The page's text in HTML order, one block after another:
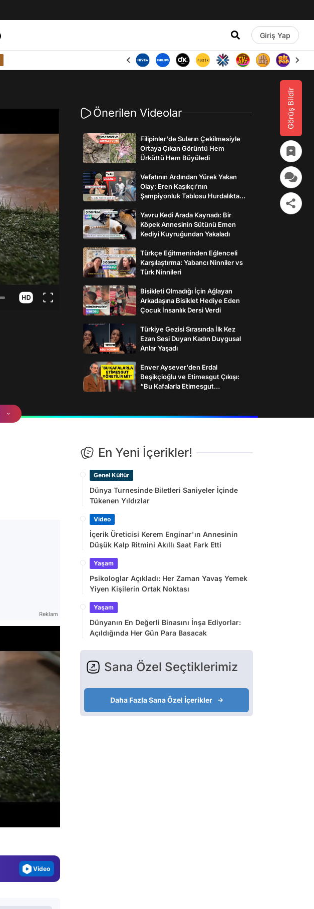
Giriş Yap
Görüş Bildir
Önerilen Videolar
Filipinler'de Suların Çekilmesiyle
Ortaya Çıkan Görüntü Hem
Ürküttü Hem Büyüledi
Vefatının Ardından Yürek Yakan
Olay: Eren Kaşıkçı’nın
Şampiyonluk Tablosu Hurdalıkta
Yavru Kedi Arada Kaynadı: Bir
Köpek Annesinin Sütünü Emen
Kediyi Kuyruğundan Yakaladı
Türkçe Eğitmeninden Eğlenceli
Karşılaştırma: Yabancı Ninniler vs
Türk Ninnileri
Bisikleti Olmadığı İçin Ağlayan
Arkadaşına Bisiklet Hediye Eden
Çocuk İnsanlık Dersi Verdi
Türkiye Gezisi Sırasında İlk Kez
Ezan Sesi Duyan Kadın Duygusal
Anlar Yaşadı
Enver Aysever'den Erdal
Beşikçioğlu ve Etimesgut Çıkışı:
“Bu Kafalarla Etimesgut
Reklam
Video
Video
En Yeni İçerikler!
Genel Kültür
Dünya Turnesinde Biletleri Saniyeler İçinde
Tükenen Yıldızlar
Video
İçerik Üreticisi Kerem Enginar'ın Annesinin
Düşük Kalp Ritmini Akıllı Saat Fark Etti
Yaşam
Psikologlar Açıkladı: Her Zaman Yavaş Yemek
Yiyen Kişilerin Ortak Noktası
Yaşam
Dünyanın En Değerli Binasını İnşa Ediyorlar:
Açıldığında Her Gün Para Basacak
Sana Özel Seçtiklerimiz
Daha Fazla Sana Özel İçerikler